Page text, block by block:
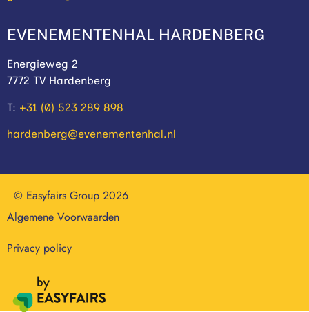
EVENEMENTENHAL HARDENBERG
Energieweg 2
7772 TV Hardenberg
T: +31 (0) 523 289 898
hardenberg@evenementenhal.nl
© Easyfairs Group 2026
Algemene Voorwaarden
Privacy policy